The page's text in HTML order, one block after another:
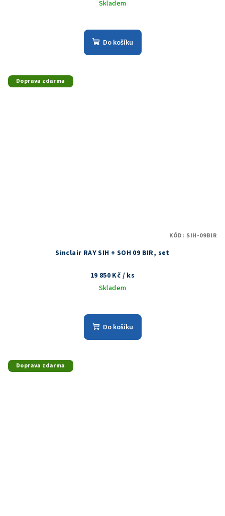
Skladem
Do košíku
Doprava zdarma
Sinclair RAY SIH + SOH 09 BIR, set
19 850 Kč / ks
Skladem
Do košíku
KÓD: SIH-09BIR
Doprava zdarma